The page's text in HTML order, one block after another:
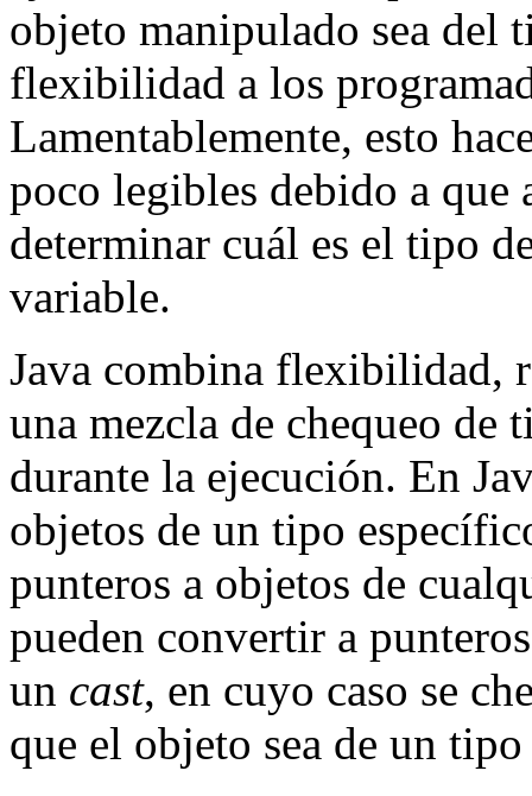
objeto manipulado sea del
flexibilidad a los
Lamentablemente, esto
poco legibles debido a
determinar cuál es el tipo
variable.
Java combina flexibilidad,
una mezcla de chequeo
durante la ejecución. En
objetos de un tipo
punteros a objetos de
pueden convertir a
un cast, en cuyo caso se
que el objeto sea de un